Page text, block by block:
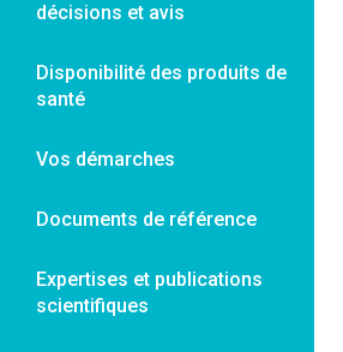
décisions et avis
Disponibilité des produits de
santé
Vos démarches
Documents de référence
Expertises et publications
scientifiques